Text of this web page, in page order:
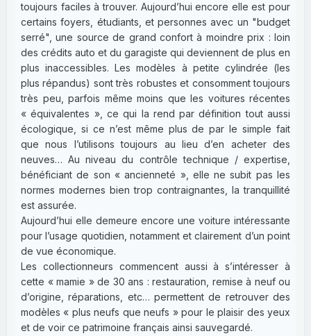
toujours faciles à trouver. Aujourd’hui encore elle est pour
certains foyers, étudiants, et personnes avec un "budget
serré", une source de grand confort à moindre prix : loin
des crédits auto et du garagiste qui deviennent de plus en
plus inaccessibles. Les modèles à petite cylindrée (les
plus répandus) sont très robustes et consomment toujours
très peu, parfois même moins que les voitures récentes
« équivalentes », ce qui la rend par définition tout aussi
écologique, si ce n’est même plus de par le simple fait
que nous l’utilisons toujours au lieu d’en acheter des
neuves… Au niveau du contrôle technique / expertise,
bénéficiant de son « ancienneté », elle ne subit pas les
normes modernes bien trop contraignantes, la tranquillité
est assurée.
Aujourd’hui elle demeure encore une voiture intéressante
pour l’usage quotidien, notamment et clairement d’un point
de vue économique.
Les collectionneurs commencent aussi à s’intéresser à
cette « mamie » de 30 ans : restauration, remise à neuf ou
d’origine, réparations, etc… permettent de retrouver des
modèles « plus neufs que neufs » pour le plaisir des yeux
et de voir ce patrimoine français ainsi sauvegardé.